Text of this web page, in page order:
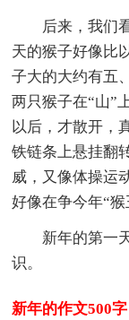
后来，我们
天的猴子好像比
子大的大约有五
两只猴子在“山”
以后，才散开，
铁链条上悬挂翻
威，又像体操运
好像在争今年“猴
新年的第一
识。
新年的作文500